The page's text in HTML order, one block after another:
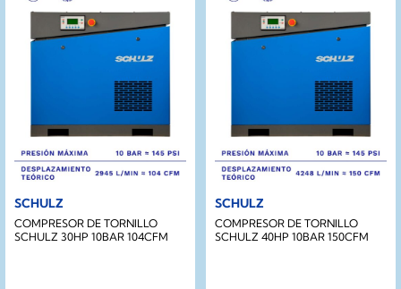
SCHULZ
COMPRESOR DE TORNILLO
SCHULZ 30HP 10BAR 104CFM
SCHULZ
COMPRESOR DE TORNILLO
SCHULZ 40HP 10BAR 150CFM